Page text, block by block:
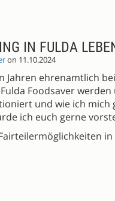
IN FULDA
on 11.10.2024
Jahren ehrenamtlich
Foodsaver
und wie ich
ich euch gerne